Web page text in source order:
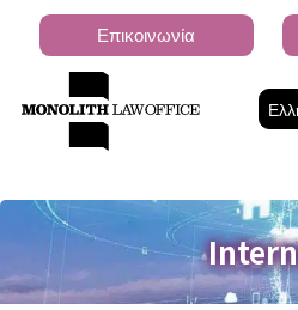
Επικοινωνία